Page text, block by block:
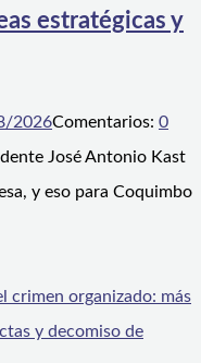
estratégicas y
2026Comentarios: 0
José Antonio Kast
y eso para Coquimbo